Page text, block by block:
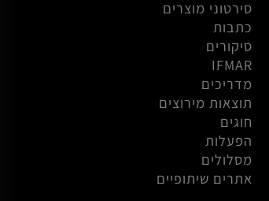
אודות
סירטוני הסברה
סירטוני מוצרים
כתבות
סיקורים
IFMAR
מדריכים
תוצאות מירוצים
חוגים
הפעלות